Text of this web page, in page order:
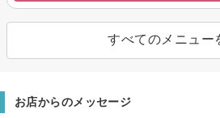
すべてのメニュー
お店からのメッセージ